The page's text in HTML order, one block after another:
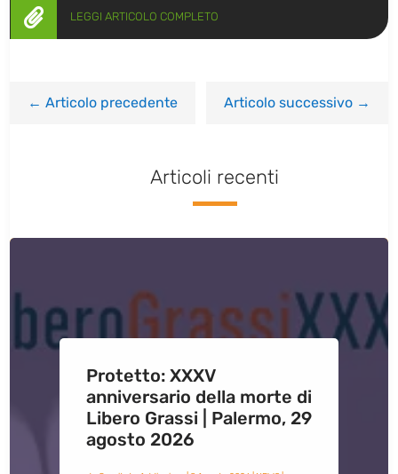
 LEGGI ARTICOLO COMPLETO
←Articolo precedente Articolo successivo→
Articoli recenti
Protetto: XXXV
anniversario della morte di
Libero Grassi | Palermo, 29
agosto 2026